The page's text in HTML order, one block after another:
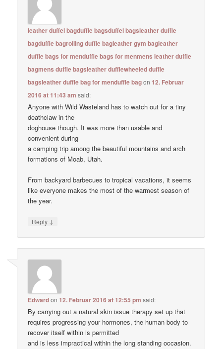
leather duffel bagduffle bagsduffel bagsleather duffle
bagduffle bagrolling duffle bagleather gym bagleather
duffle bags for menduffle bags for menmens leather duffle
bagmens duffle bagsleather dufflewheeled duffle
bagsleather duffle bag for menduffle bagon12. Februar
2016 at 11:43 am said:
Anyone with Wild Wasteland has to watch out for a tiny
deathclaw in the
doghouse though. It was more than usable and
convenient during
a camping trip among the beautiful mountains and arch
formations of Moab, Utah.
From backyard barbecues to tropical vacations, it seems
like everyone makes the most of the warmest season of
the year.
Reply ↓
Edwardon12. Februar 2016 at 12:55 pm said:
By carrying out a natural skin issue therapy set up that
requires progressing your hormones, the human body to
recover itself within is permitted
and is less impractical within the long standing occasion.